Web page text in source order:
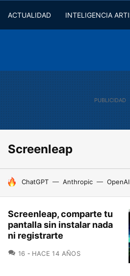
ACTUALIDAD INTELIGENCIA
Screenleap
HOY SE HABLA DE
ChatGPT Anthropic OpenAI
Screenleap, comparte tu
pantalla sin instalar nada
ni registrarte
16 COMENTARIOS
HACE 14 AÑOS